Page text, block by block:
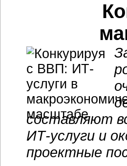
составляют
ИТ-услуги и
проектные